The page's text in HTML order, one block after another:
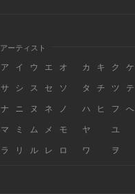
アーティスト
ア イ ウ エ オ カ キ ク ケ
サ シ ス セ ソ タ チ ツ テ
ナ ニ ヌ ネ ノ ハ ヒ フ へ
マ ミ ム メ モ ヤ ユ
ラ リ ル レ ロ ワ ヲ